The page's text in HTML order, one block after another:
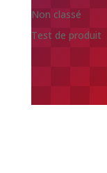
Non classé
Test de produit